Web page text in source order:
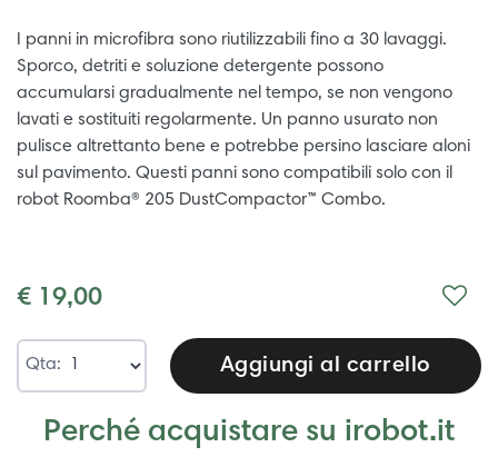
I panni in microfibra sono riutilizzabili fino a 30 lavaggi.
Sporco, detriti e soluzione detergente possono
accumularsi gradualmente nel tempo, se non vengono
lavati e sostituiti regolarmente. Un panno usurato non
pulisce altrettanto bene e potrebbe persino lasciare aloni
sul pavimento. Questi panni sono compatibili solo con il
robot Roomba® 205 DustCompactor™ Combo.
€ 19,00
Qta: Aggiungi al carrello
Perché acquistare su irobot.it